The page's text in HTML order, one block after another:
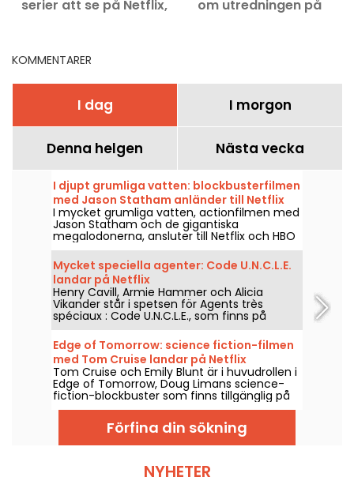
serier att se på Netflix,
om utredningen på
KOMMENTARER
I dag I morgon
Denna helgen Nästa vecka
I djupt grumliga vatten: blockbusterfilmen
med Jason Statham anländer till Netflix
och HBO Max
I mycket grumliga vatten, actionfilmen med
Jason Statham och de gigantiska
megalodonerna, ansluter till Netflix och HBO
Max den 2 augusti 2026.
Mycket speciella agenter: Code U.N.C.L.E.
landar på Netflix
Henry Cavill, Armie Hammer och Alicia
Vikander står i spetsen för Agents très
spéciaux : Code U.N.C.L.E., som finns på
Netflix från och med den 6 augusti 2026.
Edge of Tomorrow: science fiction-filmen
med Tom Cruise landar på Netflix
Tom Cruise och Emily Blunt är i huvudrollen i
Edge of Tomorrow, Doug Limans science-
fiction-blockbuster som finns tillgänglig på
Netflix från och med den 6 augusti 2026.
Förfina din sökning
NYHETER